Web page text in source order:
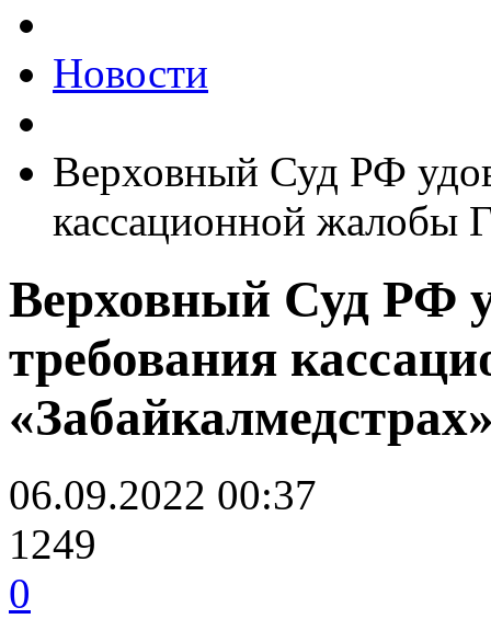
Новости
Верховный Суд РФ
кассационной жалобы
Верховный Суд РФ
требования
06.09.2022 00:37
1249
0